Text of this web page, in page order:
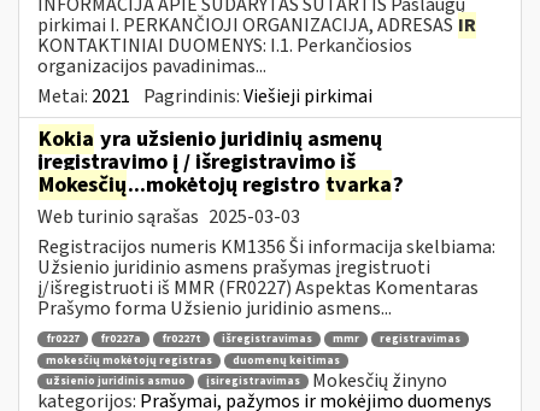
pirkimai I. PERKANČIOJI ORGANIZACIJA, ADRESAS IR
KONTAKTINIAI DUOMENYS: I.1. Perkančiosios
organizacijos pavadinimas...
Metai: 2021 Pagrindinis:Viešieji pirkimai
Kokia yra užsienio juridinių asmenų
įregistravimo į / išregistravimo iš
Mokesčių...mokėtojų registro tvarka?
Web turinio sąrašas 2025-03-03
Registracijos numeris KM1356 Ši informacija skelbiama:
Užsienio juridinio asmens prašymas įregistruoti
į/išregistruoti iš MMR (FR0227) Aspektas Komentaras
Prašymo forma Užsienio juridinio asmens...
fr0227 fr0227a fr0227t išregistravimas mmr
registravimas
mokesčių mokėtojų registras
duomenų keitimas
užsienio juridinis asmuo
įsiregistravimas
Mokesčių žinyno
kategorijos: Prašymai, pažymos ir mokėjimo duomenys